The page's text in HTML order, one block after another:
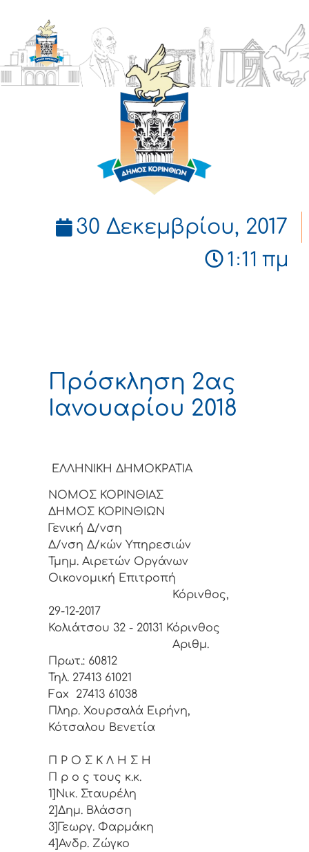
ΔΗΜΟΣ
ΚΟΡΙΝΘΙΩΝ
30 Δεκεμβρίου, 2017
1:11 πμ
Πρόσκληση 2ας
Ιανουαρίου 2018
ΕΛΛΗΝΙΚΗ ΔΗΜΟΚΡΑΤΙΑ
ΝΟΜΟΣ ΚΟΡΙΝΘΙΑΣ
ΔΗΜΟΣ ΚΟΡΙΝΘΙΩΝ
Γενική Δ/νση
Δ/νση Δ/κών Υπηρεσιών
Τμημ. Αιρετών Οργάνων
Οικονομική Επιτροπή
Κόρινθος,
29-12-2017
Κολιάτσου 32 - 20131 Κόρινθος
Αριθμ.
Πρωτ.: 60812
Τηλ. 27413 61021
Fax 27413 61038
Πληρ. Χουρσαλά Ειρήνη,
Κότσαλου Βενετία
Π Ρ Ο Σ Κ Λ Η Σ Η
Π ρ ο ς τους κ.κ.
1]Νικ. Σταυρέλη
2]Δημ. Βλάσση
3]Γεωργ. Φαρμάκη
4]Ανδρ. Ζώγκο